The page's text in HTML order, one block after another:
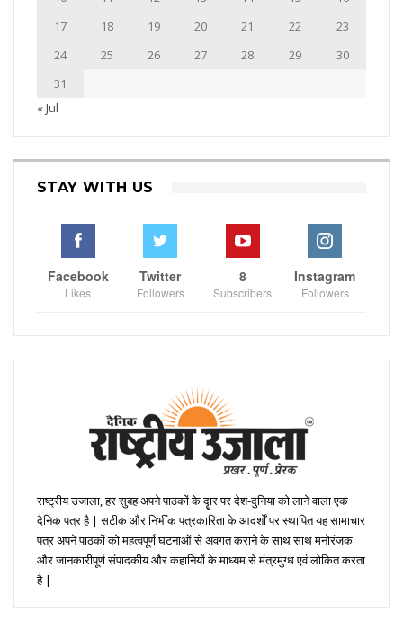
17
18 19 20 21 22
23
24
25 26 27 28 29
30
31
« Jul
STAY WITH US
Facebook
Likes
Twitter
Followers
8
Subscribers
Instagram
Followers
राष्ट्रीय उजाला, हर सुबह अपने पाठकों के दॄार पर देश-दुनिया को लाने वाला एक
दैनिक पत्र है | सटीक और निभींक पत्रकारिता के आदर्शों पर स्थापित यह सामाचार
पत्र अपने पाठकों को महत्वपूर्ण घटनाओं से अवगत कराने के साथ साथ मनोरंजक
और जानकारीपूर्ण संपादकीय और कहानियों के माध्यम से मंत्रमुग्ध एवं लोकित करता
है |